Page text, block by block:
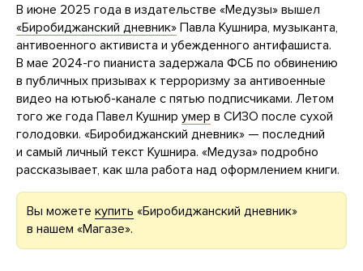
В июне 2025 года в издательстве «Медузы» вышел
«Биробиджанский дневник» Павла Кушнира, музыканта,
антивоенного активиста и убежденного антифашиста.
В мае 2024-го пианиста задержала ФСБ по обвинению
в публичных призывах к терроризму за антивоенные
видео на ютьюб-канале с пятью подписчиками. Летом
того же года Павел Кушнир умер в СИЗО после сухой
голодовки. «Биробиджанский дневник» — последний
и самый личный текст Кушнира. «Медуза» подробно
рассказывает, как шла работа над оформлением книги.
Вы можете купить «Биробиджанский дневник»
в нашем «Магазе».